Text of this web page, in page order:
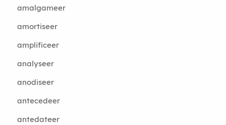
amalgameer
amortiseer
amplificeer
analyseer
anodiseer
antecedeer
antedateer